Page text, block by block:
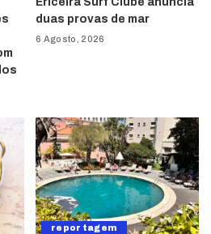
duas provas de mar
6 Agosto, 2026
reportagem